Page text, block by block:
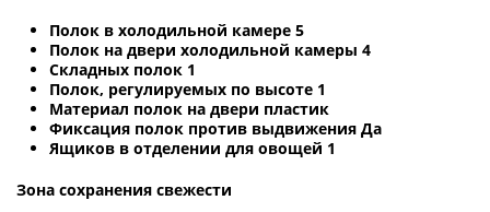
Полок в холодильной камере 5
Полок на двери холодильной камеры 4
Складных полок 1
Полок, регулируемых по высоте 1
Материал полок на двери пластик
Фиксация полок против выдвижения Да
Ящиков в отделении для овощей 1
Зона сохранения свежести